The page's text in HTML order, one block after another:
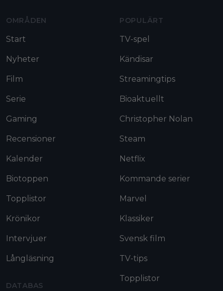
OMRÅDEN
Start
Nyheter
Film
Serie
Gaming
Recensioner
Kalender
Biotoppen
Topplistor
Krönikor
Intervjuer
Långläsning
DATABAS
POPULÄRT
TV-spel
Kändisar
Streamingtips
Bioaktuellt
Christopher Nolan
Steam
Netflix
Kommande serier
Marvel
Klassiker
Svensk film
TV-tips
Topplistor